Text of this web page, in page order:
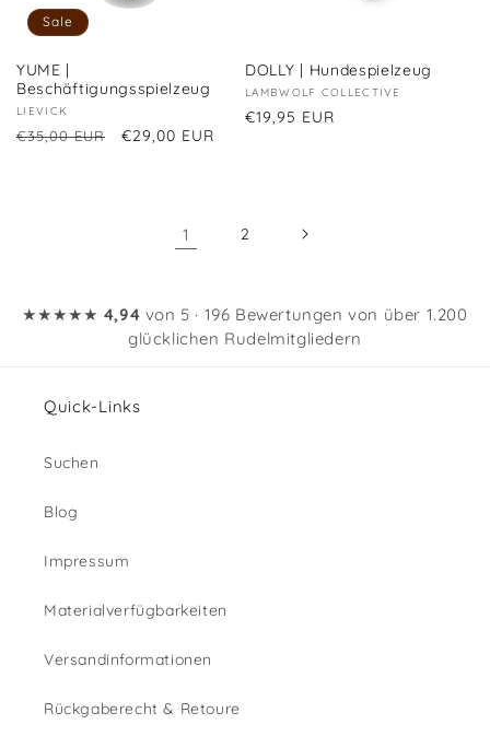
Sale
YUME |
Beschäftigungsspielzeug
Anbieter:
LIEVICK
Normaler
€35,00 EUR Verkaufspreis
€29,00 EUR
DOLLY | Hundespielzeug
Anbieter:
LAMBWOLF COLLECTIVE
Normaler
€19,95 EUR
1 2
★★★★★ 4,94 von 5 · 196 Bewertungen von über 1.200
glücklichen Rudelmitgliedern
Quick-Links
Suchen
Blog
Impressum
Materialverfügbarkeiten
Versandinformationen
Rückgaberecht & Retoure